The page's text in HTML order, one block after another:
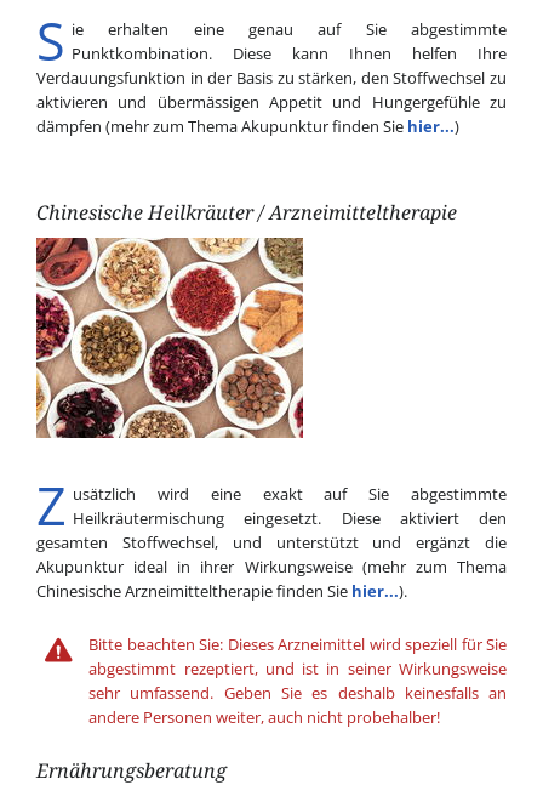
S ie erhalten eine genau auf Sie abgestimmte
Punktkombination. Diese kann Ihnen helfen Ihre
Verdauungsfunktion in der Basis zu stärken, den Stoffwechsel zu
aktivieren und übermässigen Appetit und Hungergefühle zu
dämpfen (mehr zum Thema Akupunktur finden Sie hier...)
Chinesische Heilkräuter / Arzneimitteltherapie
Z usätzlich wird eine exakt auf Sie abgestimmte
Heilkräutermischung eingesetzt. Diese aktiviert den
gesamten Stoffwechsel, und unterstützt und ergänzt die
Akupunktur ideal in ihrer Wirkungsweise (mehr zum Thema
Chinesische Arzneimitteltherapie finden Sie hier...).
Bitte beachten Sie: Dieses Arzneimittel wird speziell für Sie
abgestimmt rezeptiert, und ist in seiner Wirkungsweise
sehr umfassend. Geben Sie es deshalb keinesfalls an
andere Personen weiter, auch nicht probehalber!
Ernährungsberatung